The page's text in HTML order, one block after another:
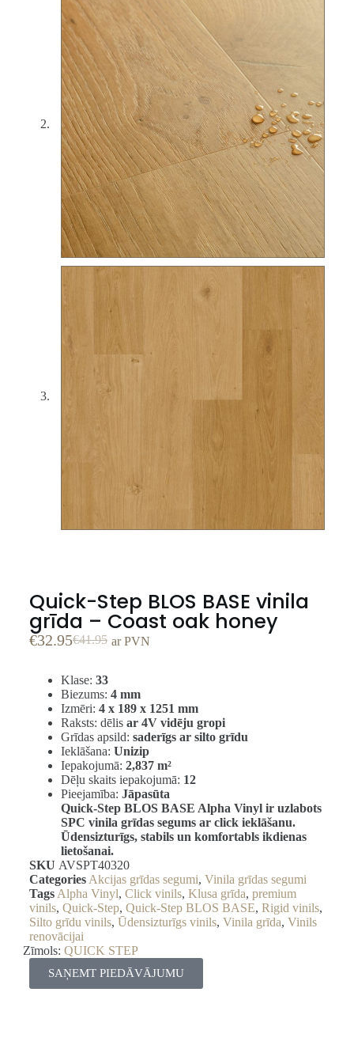
Quick-Step BLOS BASE vinila
grīda – Coast oak honey
€41.95
€32.95 ar PVN
Klase: 33
Biezums: 4 mm
Izmēri: 4 x 189 x 1251 mm
Raksts: dēlis ar 4V vidēju gropi
Grīdas apsild: saderīgs ar silto grīdu
Ieklāšana: Unizip
Iepakojumā: 2,837 m²
Dēļu skaits iepakojumā: 12
Pieejamība: Jāpasūta
Quick-Step BLOS BASE Alpha Vinyl ir uzlabots
SPC vinila grīdas segums ar click ieklāšanu.
Ūdensizturīgs, stabils un komfortabls ikdienas
lietošanai.
SKU AVSPT40320
Categories Akcijas grīdas segumi, Vinila grīdas segumi
Tags Alpha Vinyl, Click vinils, Klusa grīda, premium
vinils, Quick-Step, Quick-Step BLOS BASE, Rigid vinils,
Silto grīdu vinils, Ūdensizturīgs vinils, Vinila grīda, Vinils
renovācijai
Zīmols: QUICK STEP
SAŅEMT PIEDĀVĀJUMU